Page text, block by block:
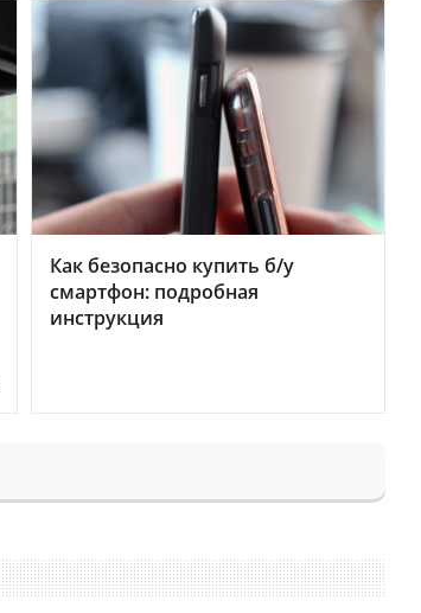
Как безопасно купить б/у
смартфон: подробная
инструкция